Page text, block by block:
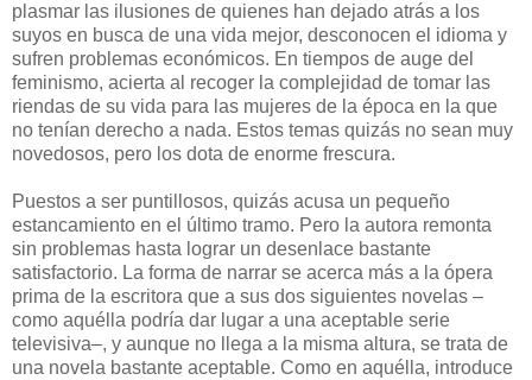
plasmar las ilusiones de quienes han dejado atrás a los
suyos en busca de una vida mejor, desconocen el idioma y
sufren problemas económicos. En tiempos de auge del
feminismo, acierta al recoger la complejidad de tomar las
riendas de su vida para las mujeres de la época en la que
no tenían derecho a nada. Estos temas quizás no sean muy
novedosos, pero los dota de enorme frescura.
Puestos a ser puntillosos, quizás acusa un pequeño
estancamiento en el último tramo. Pero la autora remonta
sin problemas hasta lograr un desenlace bastante
satisfactorio. La forma de narrar se acerca más a la ópera
prima de la escritora que a sus dos siguientes novelas –
como aquélla podría dar lugar a una aceptable serie
televisiva–, y aunque no llega a la misma altura, se trata de
una novela bastante aceptable. Como en aquélla, introduce